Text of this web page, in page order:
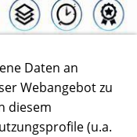
Daten an
Webangebot zu
diesem
(u.a.